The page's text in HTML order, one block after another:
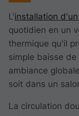
L'installation
quotidien en un
thermique qu'il
simple baisse
ambiance
soit dans un
La circulation